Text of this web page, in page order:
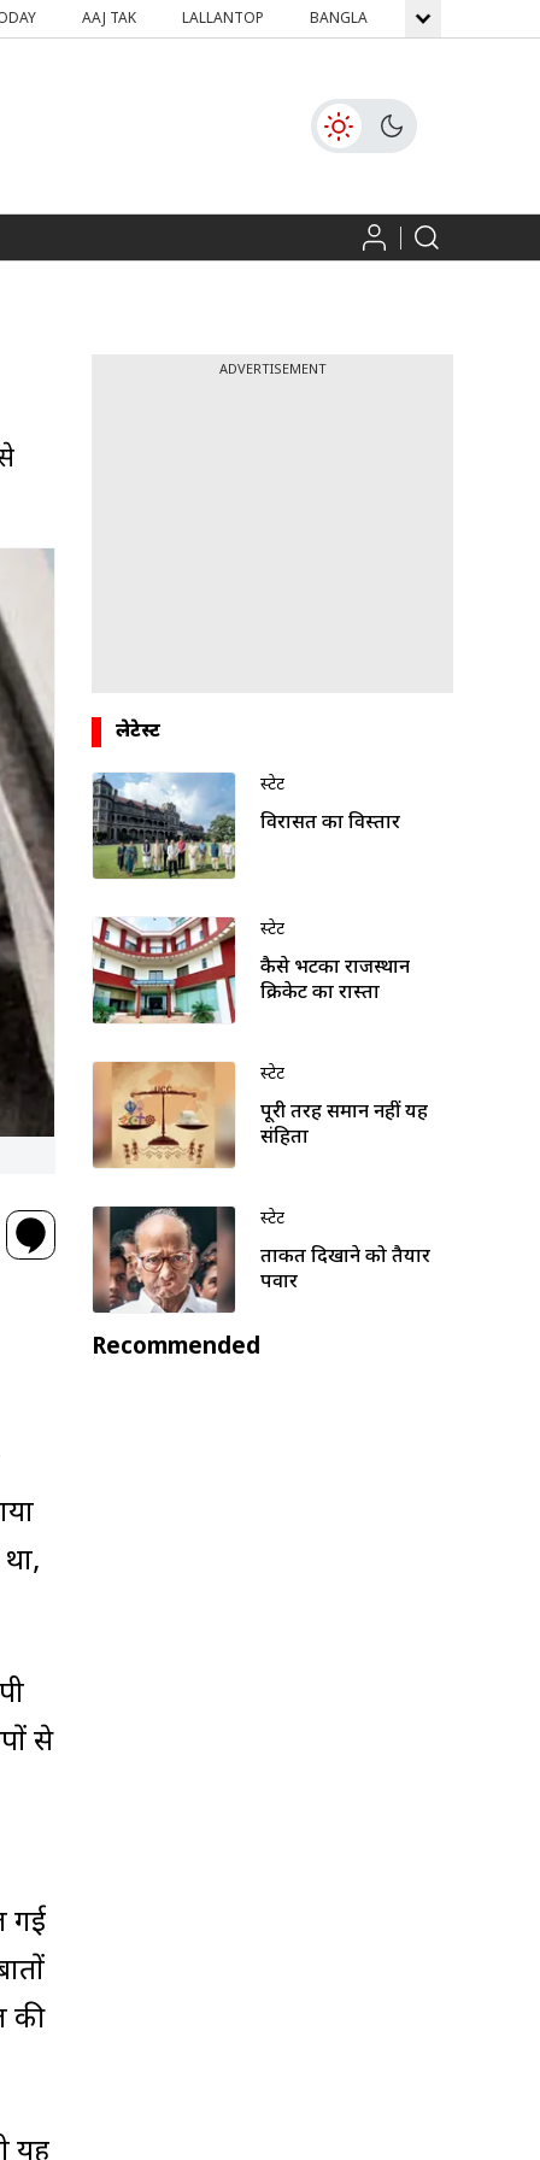
AAJ TAK LALLANTOP BANGLA GNTTV
से
गई
की
ADVERTISEMENT
लेटेस्ट
स्टेट
विरासत का विस्तार
स्टेट
कैसे भटका राजस्थान
क्रिकेट का रास्ता
स्टेट
पूरी तरह समान नहीं यह
संहिता
स्टेट
ताकत दिखाने को तैयार
पवार
Recommended